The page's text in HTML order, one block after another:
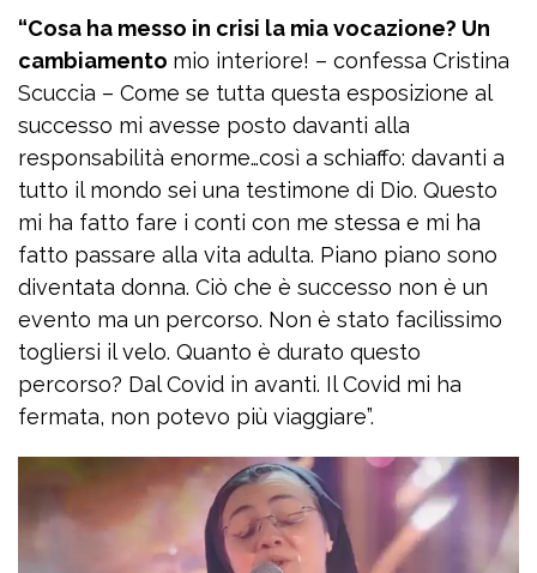
“Cosa ha messo in crisi la mia vocazione? Un
cambiamento mio interiore! – confessa Cristina
Scuccia – Come se tutta questa esposizione al
successo mi avesse posto davanti alla
responsabilità enorme…così a schiaffo: davanti a
tutto il mondo sei una testimone di Dio. Questo
mi ha fatto fare i conti con me stessa e mi ha
fatto passare alla vita adulta. Piano piano sono
diventata donna. Ciò che è successo non è un
evento ma un percorso. Non è stato facilissimo
togliersi il velo. Quanto è durato questo
percorso? Dal Covid in avanti. Il Covid mi ha
fermata, non potevo più viaggiare”.